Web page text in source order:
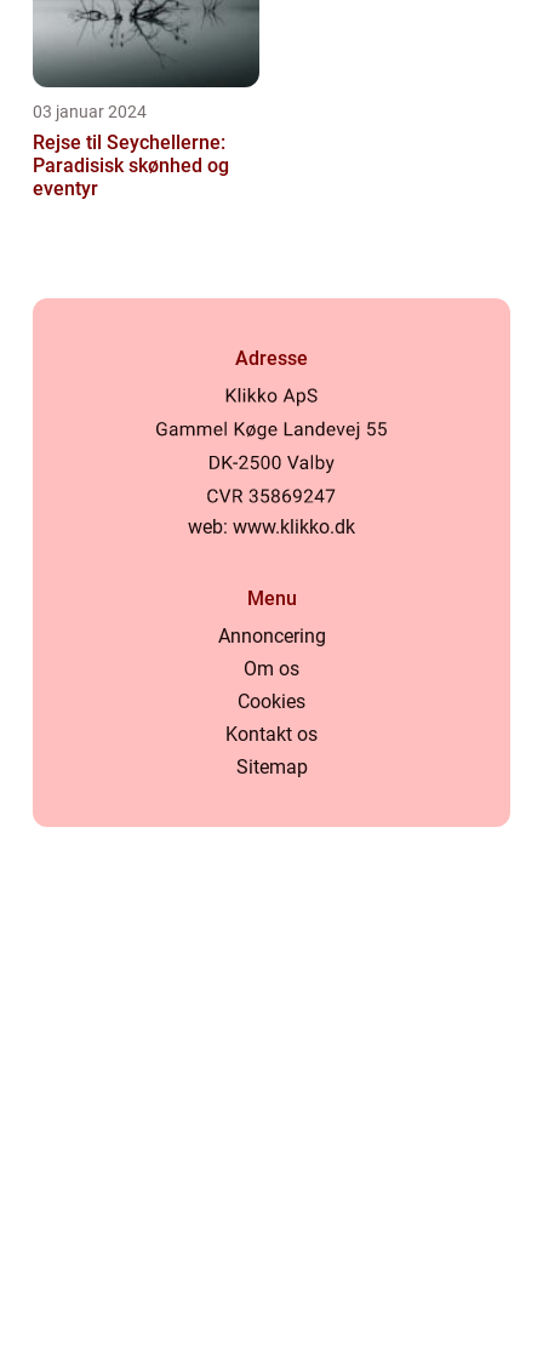
03 januar 2024
Rejse til Seychellerne:
Paradisisk skønhed og
eventyr
Adresse
web: www.klikko.dk
Menu
Annoncering
Om os
Cookies
Kontakt os
Sitemap